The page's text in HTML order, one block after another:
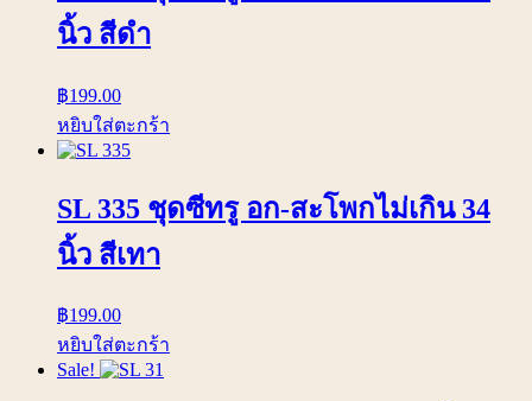
นิ้ว สีดำ
฿199.00
หยิบใส่ตะกร้า
SL 335 ชุดซีทรู อก-สะโพกไม่เกิน 34
นิ้ว สีเทา
฿199.00
หยิบใส่ตะกร้า
Sale!